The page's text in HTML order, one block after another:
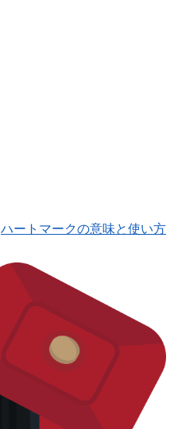
ハートマークの意味と使い方